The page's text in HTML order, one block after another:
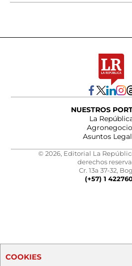
NUESTROS
La
Asuntos
© 2026, Editorial La
derechos
Cr. 13a 37-32,
(+57) 1
COOKIES